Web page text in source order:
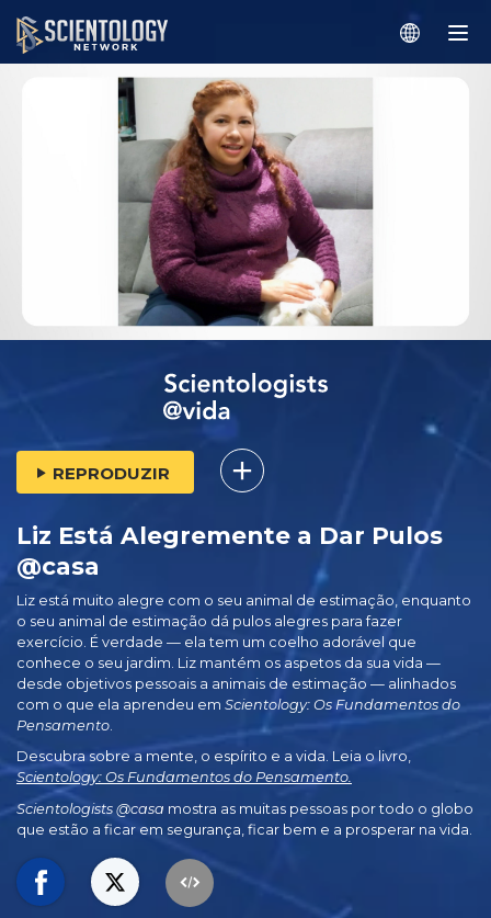
REPRODUZIR
Liz Está Alegremente a Dar Pulos
@casa
Liz está muito alegre com o seu animal de estimação, enquanto
o seu animal de estimação dá pulos alegres para fazer
exercício. É verdade — ela tem um coelho adorável que
conhece o seu jardim. Liz mantém os aspetos da sua vida —
desde objetivos pessoais a animais de estimação — alinhados
com o que ela aprendeu em Scientology: Os Fundamentos do
Pensamento
Descubra sobre a mente, o espírito e a vida. Leia o livro,
Scientology: Os Fundamentos do Pensamento.
Scientologists @casa mostra as muitas pessoas por todo o globo
que estão a ficar em segurança, ficar bem e a prosperar na vida.